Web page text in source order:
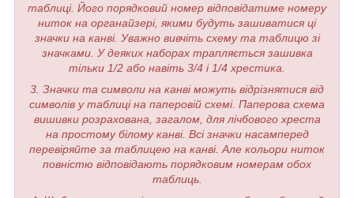
таблиці. Його порядковий номер відповідатиме номеру
ниток на органайзері, якими будуть зашиватися ці
значки на канві. Уважно вивчіть схему та таблицю зі
значками. У деяких наборах трапляється зашивка
тільки 1/2 або навіть 3/4 і 1/4 хрестика.
3. Значки та символи на канві можуть відрізнятися від
символів у таблиці на паперовій схемі. Паперова схема
вишивки розрахована, загалом, для лічбового хреста
на простому білому канві. Всі значки насамперед
перевіряйте за таблицею на канві. Але кольори ниток
повністю відповідають порядковим номерам обох
таблиць.